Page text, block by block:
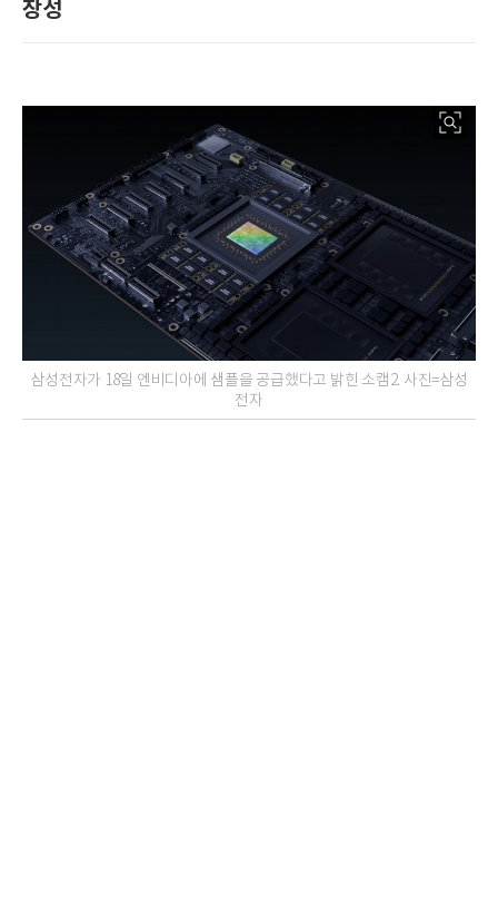
장성
삼성전자가 18일 엔비디아에 샘플을 공급했다고 밝힌 소캠2. 사진=삼성
전자